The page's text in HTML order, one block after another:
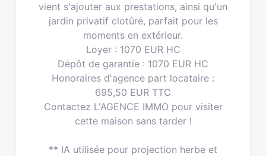
vient s'ajouter aux prestations, ainsi qu'un
jardin privatif clotûré, parfait pour les
moments en extérieur.
Loyer : 1070 EUR HC
Dépôt de garantie : 1070 EUR HC
Honoraires d'agence part locataire :
695,50 EUR TTC
Contactez L'AGENCE IMMO pour visiter
cette maison sans tarder !
** IA utilisée pour projection herbe et